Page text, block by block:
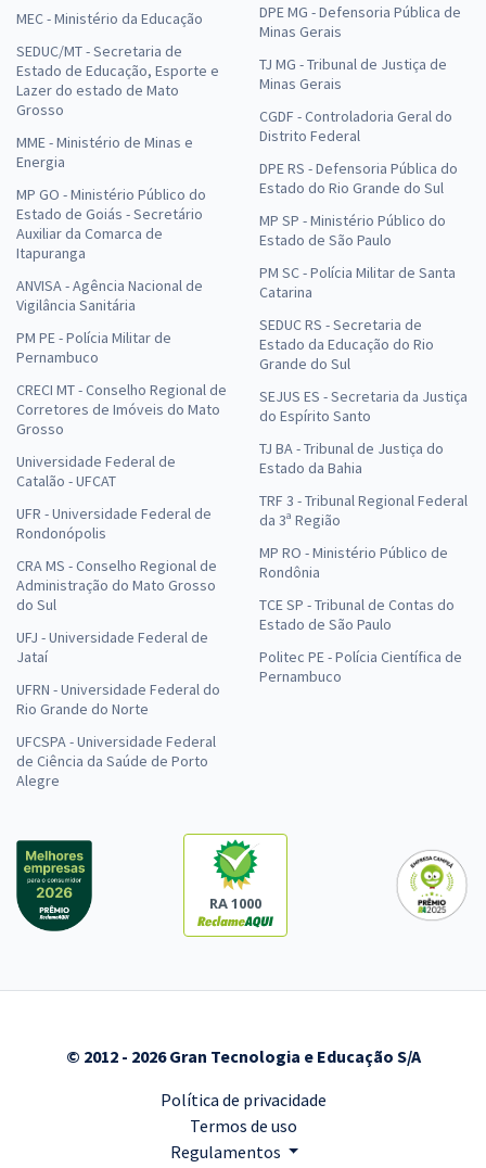
MEC - Ministério da Educação
SEDUC/MT - Secretaria de
Estado de Educação, Esporte e
Lazer do estado de Mato
Grosso
MME - Ministério de Minas e
Energia
MP GO - Ministério Público do
Estado de Goiás - Secretário
Auxiliar da Comarca de
Itapuranga
ANVISA - Agência Nacional de
Vigilância Sanitária
PM PE - Polícia Militar de
Pernambuco
CRECI MT - Conselho Regional de
Corretores de Imóveis do Mato
Grosso
Universidade Federal de
Catalão - UFCAT
UFR - Universidade Federal de
Rondonópolis
CRA MS - Conselho Regional de
Administração do Mato Grosso
do Sul
UFJ - Universidade Federal de
Jataí
UFRN - Universidade Federal do
Rio Grande do Norte
UFCSPA - Universidade Federal
de Ciência da Saúde de Porto
Alegre
DPE MG - Defensoria Pública de
Minas Gerais
TJ MG - Tribunal de Justiça de
Minas Gerais
CGDF - Controladoria Geral do
Distrito Federal
DPE RS - Defensoria Pública do
Estado do Rio Grande do Sul
MP SP - Ministério Público do
Estado de São Paulo
PM SC - Polícia Militar de Santa
Catarina
SEDUC RS - Secretaria de
Estado da Educação do Rio
Grande do Sul
SEJUS ES - Secretaria da Justiça
do Espírito Santo
TJ BA - Tribunal de Justiça do
Estado da Bahia
TRF 3 - Tribunal Regional Federal
da 3ª Região
MP RO - Ministério Público de
Rondônia
TCE SP - Tribunal de Contas do
Estado de São Paulo
Politec PE - Polícia Científica de
Pernambuco
RA 1000
© 2012 - 2026 Gran Tecnologia e Educação S/A
Política de privacidade
Termos de uso
Regulamentos